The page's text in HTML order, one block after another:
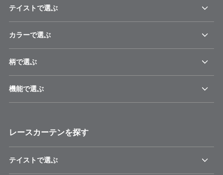
テイストで選ぶ
カラーで選ぶ
柄で選ぶ
機能で選ぶ
レースカーテンを探す
テイストで選ぶ